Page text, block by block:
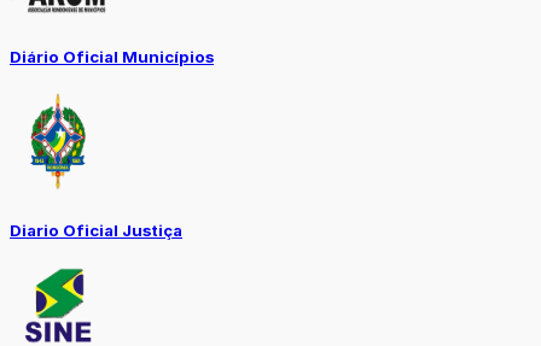
Diário Oficial Municípios
Diario Oficial Justiça